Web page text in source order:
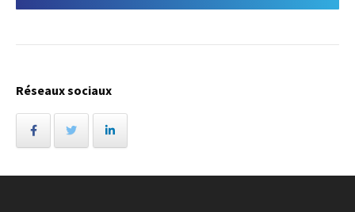
Réseaux sociaux